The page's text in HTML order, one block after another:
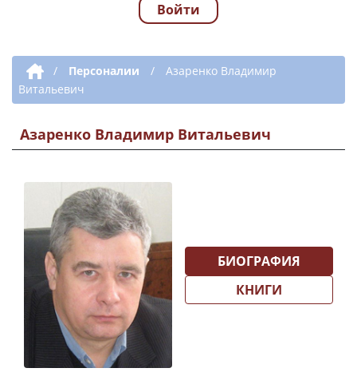
Навигация по
Войти
Дополнительная навигация
/ Персоналии /
Азаренко Владимир
Витальевич
Азаренко Владимир Витальевич
БИОГРАФИЯ
КНИГИ